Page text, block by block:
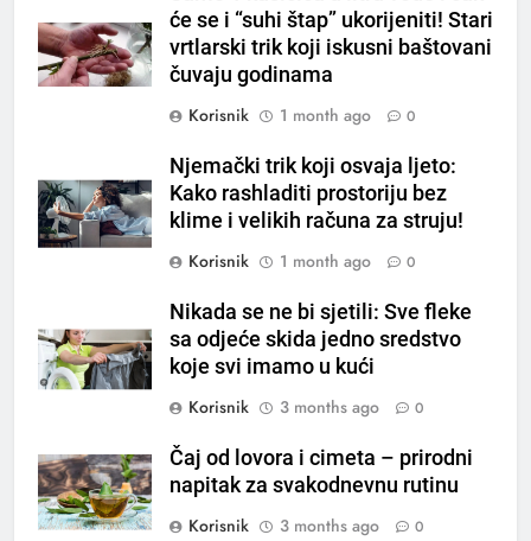
će se i “suhi štap” ukorijeniti! Stari
vrtlarski trik koji iskusni baštovani
čuvaju godinama
Korisnik
1 month ago 0
Njemački trik koji osvaja ljeto:
Kako rashladiti prostoriju bez
klime i velikih računa za struju!
Korisnik
1 month ago 0
Nikada se ne bi sjetili: Sve fleke
sa odjeće skida jedno sredstvo
koje svi imamo u kući
Korisnik
3 months ago 0
Čaj od lovora i cimeta – prirodni
napitak za svakodnevnu rutinu
Korisnik
3 months ago 0
na prazan stomak i crijeva će
raditi kao sat, zaboravit ćete na
loše varenje
OSTALO
Tračevi su njihova glavna
preokupacija: Ljudi rođeni u ova
tri znaka najviše vole ogovarati
OSTALO
Piće od smreke – prirodni
napitak koji se često spominje
kod šećerne bolesti
OSTALO
Samo 1 kašičica u litru vode i
čak će se i “suhi štap”
ukorijeniti! Stari vrtlarski trik koji
OSTALO